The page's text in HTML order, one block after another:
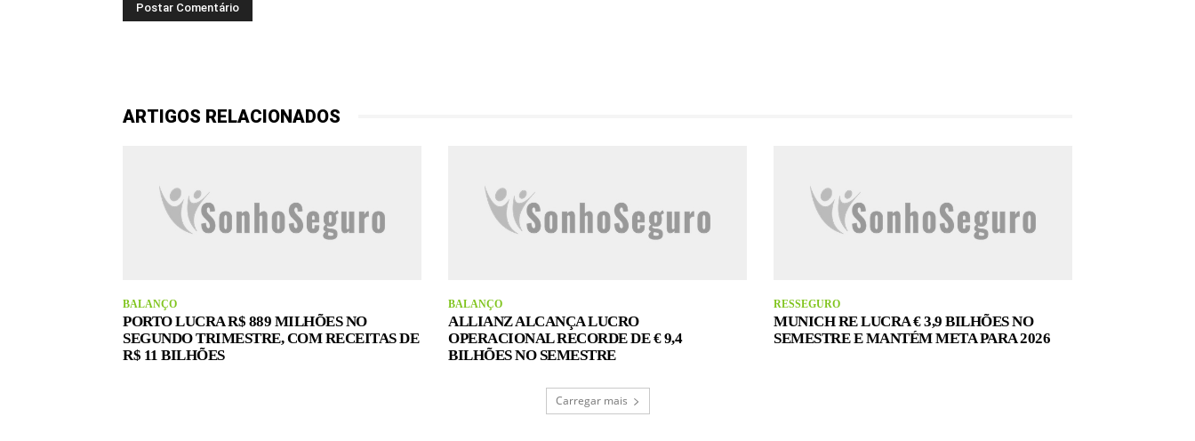
ARTIGOS RELACIONADOS
BALANÇO
PORTO LUCRA R$ 889 MILHÕES NO
SEGUNDO TRIMESTRE, COM RECEITAS DE
R$ 11 BILHÕES
BALANÇO
ALLIANZ ALCANÇA LUCRO
OPERACIONAL RECORDE DE € 9,4
BILHÕES NO SEMESTRE
RESSEGURO
MUNICH RE LUCRA € 3,9 BILHÕES NO
SEMESTRE E MANTÉM META PARA 2026
Carregar mais